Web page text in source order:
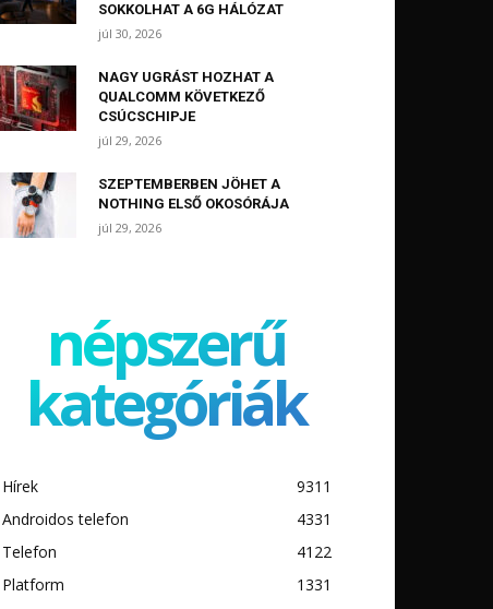
SOKKOLHAT A 6G HÁLÓZAT
júl 30, 2026
NAGY UGRÁST HOZHAT A
QUALCOMM KÖVETKEZŐ
CSÚCSCHIPJE
júl 29, 2026
SZEPTEMBERBEN JÖHET A
NOTHING ELSŐ OKOSÓRÁJA
júl 29, 2026
népszerű
kategóriák
Hírek
9311
Androidos telefon
4331
Telefon
4122
Platform
1331